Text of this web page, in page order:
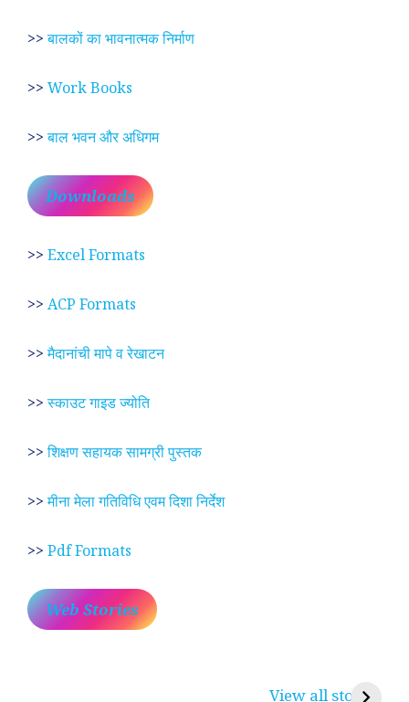
>>बालकों का भावनात्मक निर्माण
>> Work Books
>>बाल भवन और अधिगम
Downloads
>> Excel Formats
>> ACP Formats
>>मैदानांची मापे व रेखाटन
>>स्काउट गाइड ज्योति
>>शिक्षण सहायक सामग्री पुस्तक
>>मीना मेला गतिविधि एवम दिशा निर्देश
>> Pdf Formats
Web Stories
View all stories
रामसा पीर, रुणेचा रा